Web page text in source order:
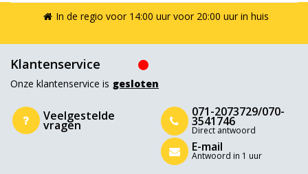
In de regio voor 14:00 uur voor 20:00 uur in huis
Klantenservice
Onze klantenservice is gesloten
Veelgestelde
vragen
071-2073729/070-
3541746
Direct antwoord
E-mail
Antwoord in 1 uur